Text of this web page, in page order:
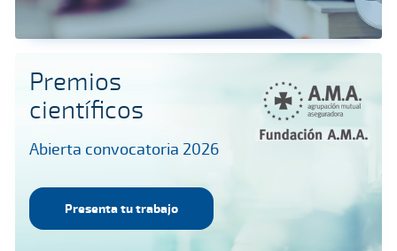
Premios
científicos
Abierta convocatoria 2026
Presenta tu trabajo